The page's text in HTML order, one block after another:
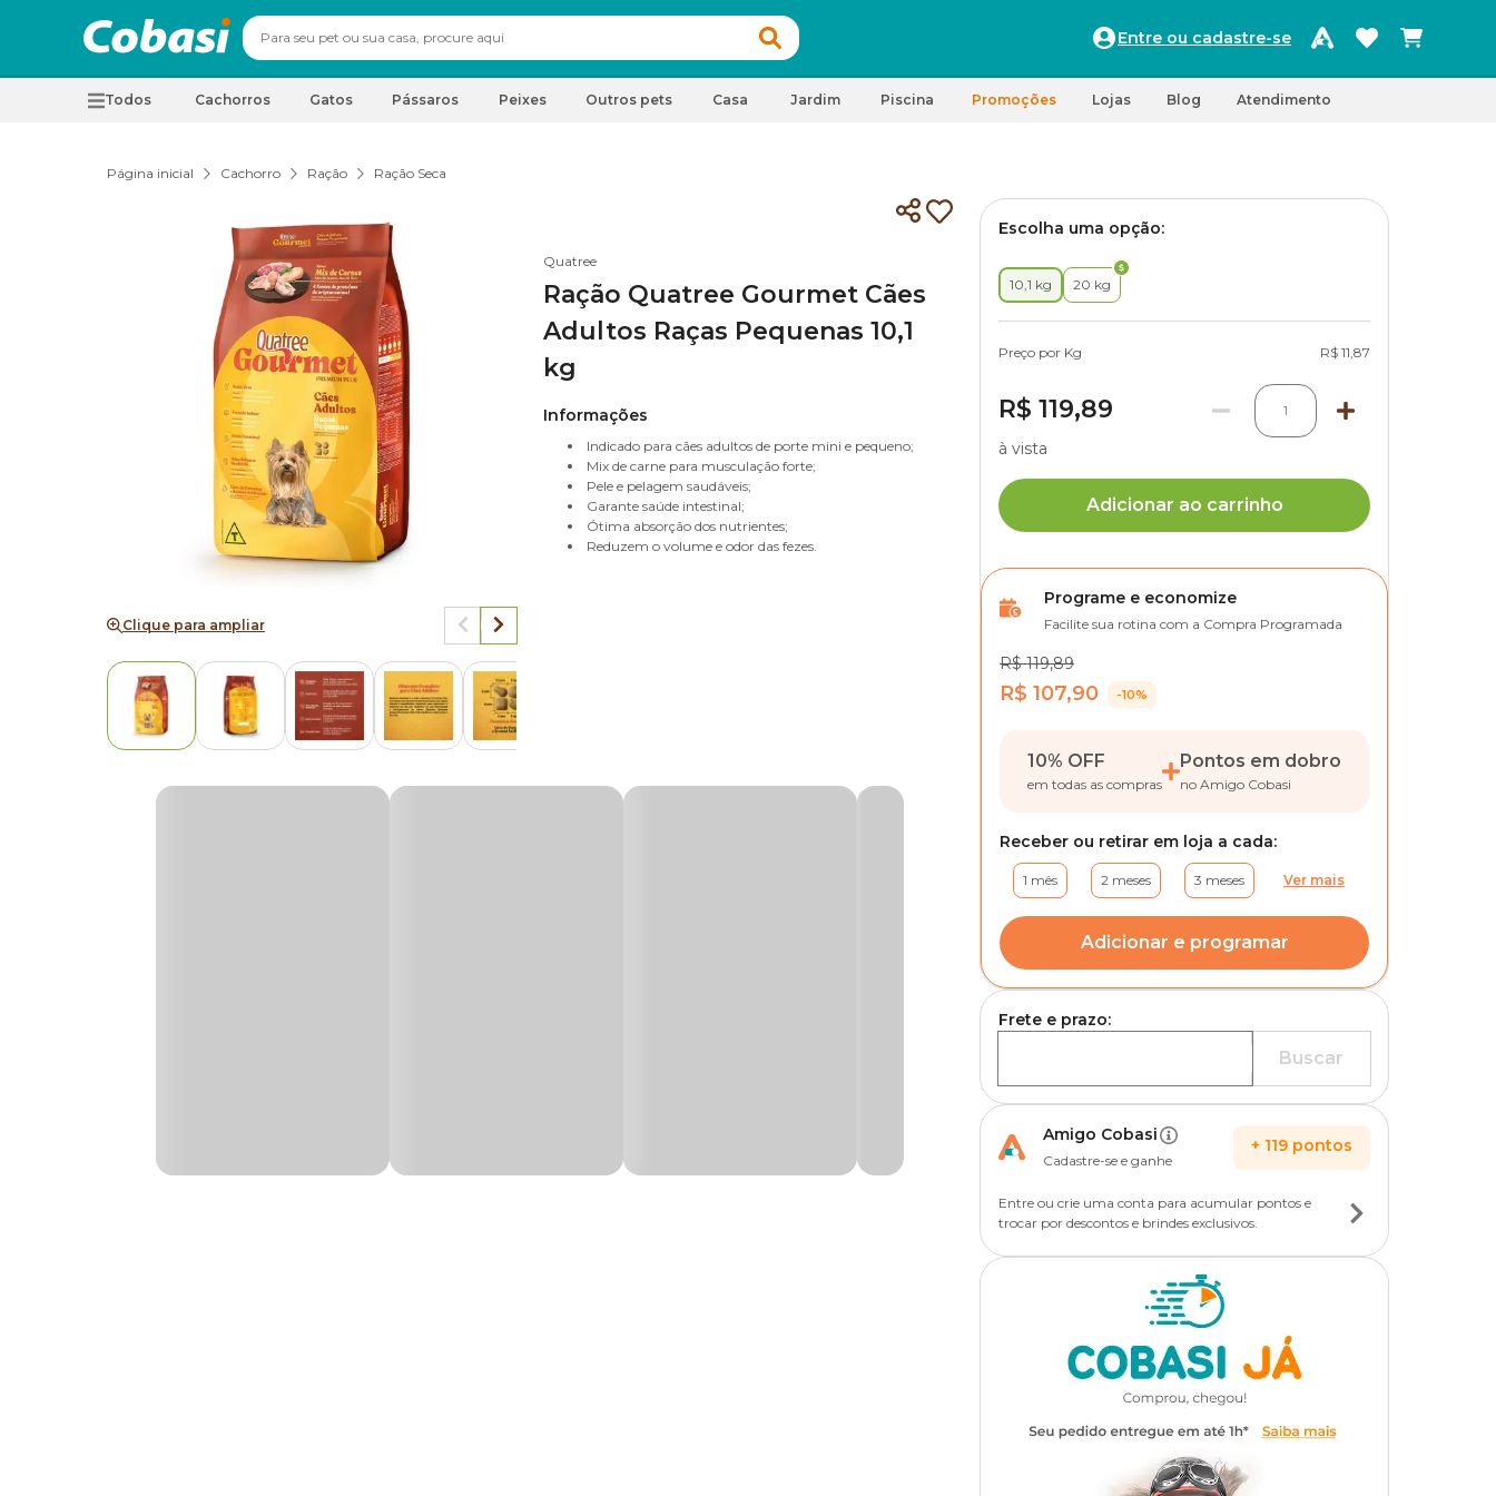
Entre ou cadastre-se
Todos Cachorros Gatos Pássaros Peixes Outros pets Casa Jardim Piscina Promoções Lojas Blog Atendimento
Página inicial Cachorro Ração Ração Seca
Clique para ampliar
Quatree
Ração Quatree Gourmet Cães
Adultos Raças Pequenas 10,1
kg
Informações
Indicado para cães adultos de porte mini e pequeno;
Mix de carne para musculação forte;
Pele e pelagem saudáveis;
Garante saúde intestinal;
Ótima absorção dos nutrientes;
Reduzem o volume e odor das fezes.
Escolha uma opção:
10,1 kg 20 kg
Preço por Kg R$ 11,87
R$ 119,89 1
à vista
Adicionar ao carrinho
Programe e economize
Facilite sua rotina com a Compra Programada
R$ 119,89
R$ 107,90 -10%
10% OFF
em todas as compras
Pontos em dobro
no Amigo Cobasi
Receber ou retirar em loja a cada:
1 mês 2 meses 3 meses Ver mais
Adicionar e programar
Frete e prazo:
Buscar
Amigo Cobasi
Cadastre-se e ganhe
+ 119 pontos
Entre ou crie uma conta para acumular pontos e
trocar por descontos e brindes exclusivos.